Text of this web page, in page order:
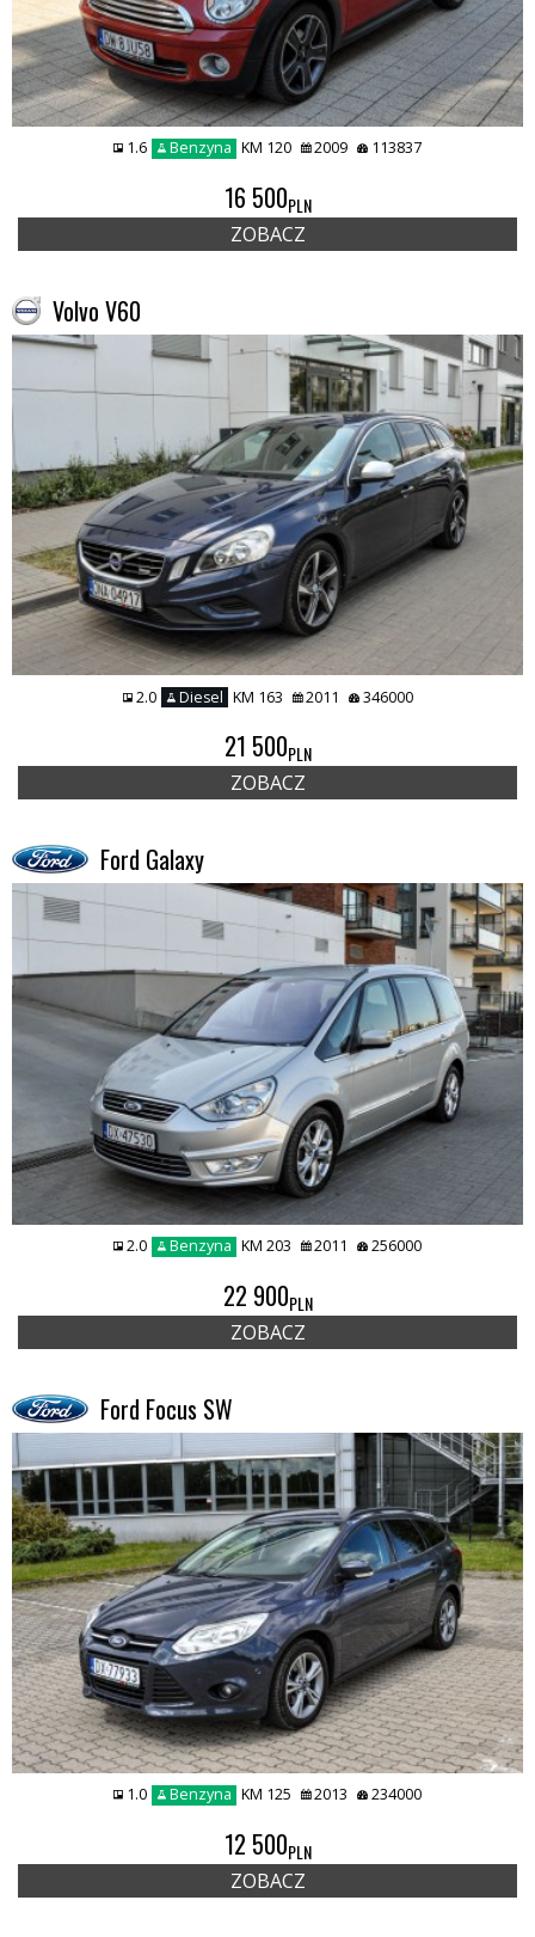
1.6 Benzyna KM 120 2009 113837
16 500PLN
ZOBACZ
Volvo V60
2.0 Diesel KM 163 2011 346000
21 500PLN
ZOBACZ
Ford Galaxy
2.0 Benzyna KM 203 2011 256000
22 900PLN
ZOBACZ
Ford Focus SW
1.0 Benzyna KM 125 2013 234000
12 500PLN
ZOBACZ